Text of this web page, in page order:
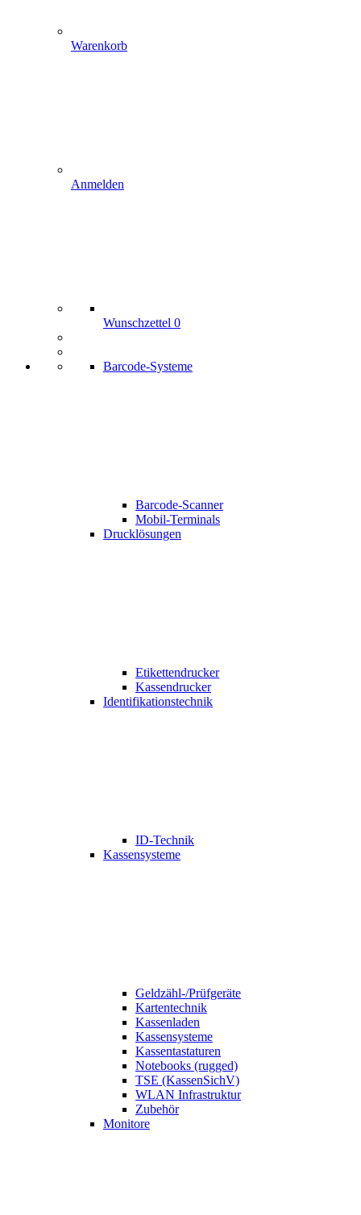
Warenkorb
Anmelden
Wunschzettel 0
Barcode-Systeme
Barcode-Scanner
Mobil-Terminals
Drucklösungen
Etikettendrucker
Kassendrucker
Identifikationstechnik
ID-Technik
Kassensysteme
Geldzähl-/Prüfgeräte
Kartentechnik
Kassenladen
Kassensysteme
Kassentastaturen
Notebooks (rugged)
TSE (KassenSichV)
WLAN Infrastruktur
Zubehör
Monitore